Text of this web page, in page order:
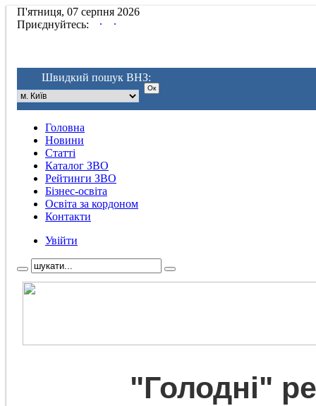
П'ятниця, 07 серпня 2026
Приєднуйтесь:
. .
Швидкий пошук ВНЗ:
Головна
Новини
Статті
Каталог ЗВО
Рейтинги ЗВО
Бізнес-освіта
Освіта за кордоном
Контакти
Увійти
"Голодні"